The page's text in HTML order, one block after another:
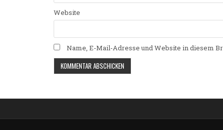
Website
Name, E-Mail-Adresse und Website in diesem